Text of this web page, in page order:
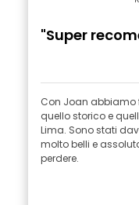
"Super
Con Joan abbiamo
quello storico e
Lima. Sono stati
molto belli e
perdere.